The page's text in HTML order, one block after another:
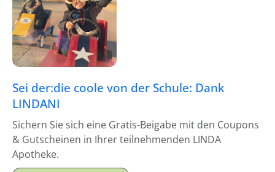
Sei der:die coole von der Schule: Dank
LINDANI
Sichern Sie sich eine Gratis-Beigabe mit den Coupons
& Gutscheinen in Ihrer teilnehmenden LINDA
Apotheke.